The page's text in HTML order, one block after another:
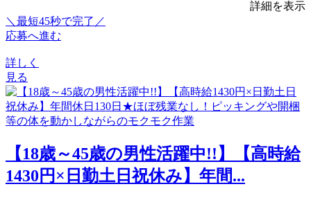
詳細を表示
＼最短45秒で完了／
応募へ進む
詳しく
見る
【18歳～45歳の男性活躍中!!】【高時給
1430円×日勤土日祝休み】年間...